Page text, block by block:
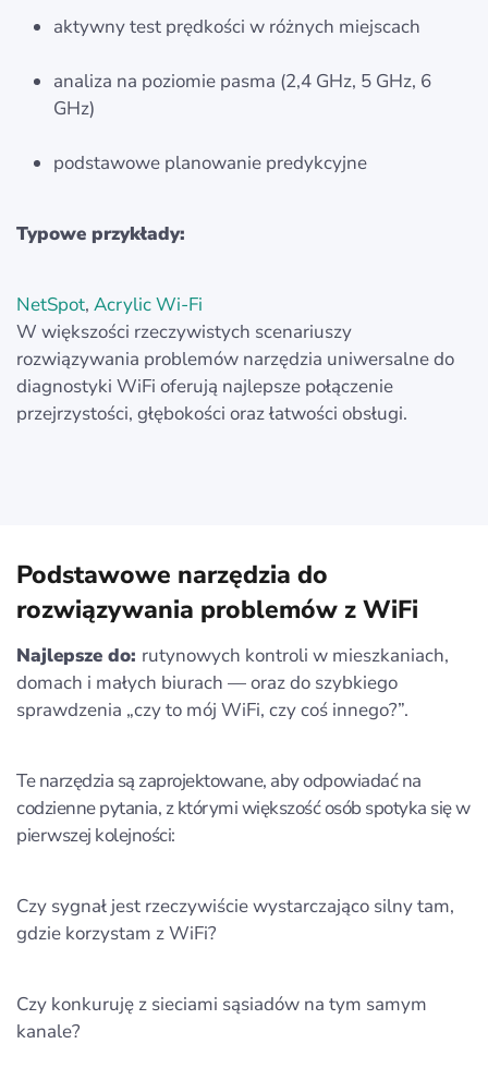
aktywny test prędkości w różnych miejscach
analiza na poziomie pasma (2,4 GHz, 5 GHz, 6
GHz)
podstawowe planowanie predykcyjne
Typowe przykłady:
NetSpot, Acrylic Wi-Fi
W większości rzeczywistych scenariuszy
rozwiązywania problemów narzędzia uniwersalne do
diagnostyki WiFi oferują najlepsze połączenie
przejrzystości, głębokości oraz łatwości obsługi.
Podstawowe narzędzia do
rozwiązywania problemów z WiFi
Najlepsze do: rutynowych kontroli w mieszkaniach,
domach i małych biurach — oraz do szybkiego
sprawdzenia „czy to mój WiFi, czy coś innego?”.
Te narzędzia są zaprojektowane, aby odpowiadać na
codzienne pytania, z którymi większość osób spotyka się w
pierwszej kolejności:
Czy sygnał jest rzeczywiście wystarczająco silny tam,
gdzie korzystam z WiFi?
Czy konkuruję z sieciami sąsiadów na tym samym
kanale?